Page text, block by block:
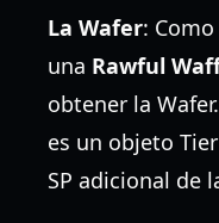
La Wafer:
una Rawful
obtener la
es un objeto
SP adicional de